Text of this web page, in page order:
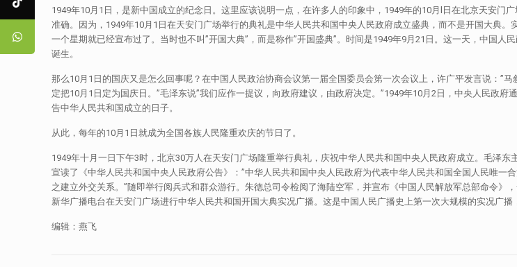
1949年10月1日，是新中国成立的纪念日。这里应该说明一点，在许多人的印象中，1949年的10月l日在北京天安
准确。因为，1949年10月1日在天安门广场举行的典礼是中华人民共和国中央人民政府成立盛典，而不是开国大典
一个星期就已经宣布过了。当时也不叫”开国大典”，而是称作”开国盛典”。时间是1949年9月21日。这一天，中国
诞生。
那么10月1日的国庆又是怎么回事呢？在中国人民政治协商会议第一届全国委员会第一次会议上，许广平发言说：”
定把10月1日定为国庆日。”毛泽东说”我们应作一提议，向政府建议，由政府决定。”1949年10月2日，中央人民政
告中华人民共和国成立的日子。
从此，每年的10月1日就成为全国各族人民隆重欢庆的节日了。
1949年十月一日下午3时，北京30万人在天安门广场隆重举行典礼，庆祝中华人民共和国中央人民政府成立。毛泽
宣读了《中华人民共和国中央人民政府公告》：”中华人民共和国中央人民政府为代表中华人民共和国全国人民唯
之建立外交关系。”随即举行阅兵式和群众游行。朱德总司令检阅了海陆空军，并宣布《中国人民解放军总部命令
新华广播电台在天安门广场进行中华人民共和国开国大典实况广播。这是中国人民广播史上第一次大规模的实况广播
编辑：燕飞